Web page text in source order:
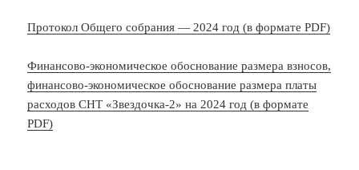
Протокол Общего собрания — 2024 год (в формате PDF)
Финансово-экономическое обоснование размера взносов,
финансово-экономическое обоснование размера платы
расходов СНТ «Звездочка-2» на 2024 год (в формате
PDF)